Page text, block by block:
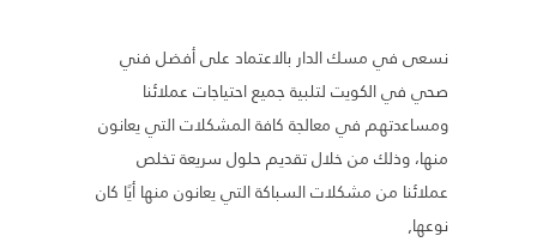
نسعى في مسك الدار بالاعتماد على أفضل فني
صحي في الكويت لتلبية جميع احتياجات عملائنا
ومساعدتهم في معالجة كافة المشكلات التي يعانون
منها، وذلك من خلال تقديم حلول سريعة تخلص
عملائنا من مشكلات السباكة التي يعانون منها أيًا كان
نوعها,